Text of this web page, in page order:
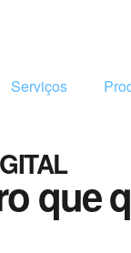
Serviços
que